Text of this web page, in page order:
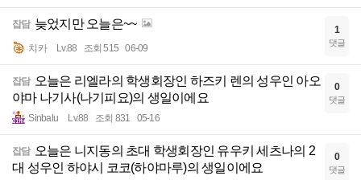
잡담 늦었지만 오늘은~~
치카 Lv.88 조회 515 06-09
1
댓글
잡담 오늘은 리엘라의 학생회장인 하즈키 렌의 성우인 아오
야마 나기사(나기피요)의 생일이에요
Sinbalu Lv.88 조회 831 05-16
0
댓글
잡담 오늘은 니지동의 초대 학생회장인 유우키 세츠나의 2
대 성우인 하야시 코코(하야마루)의 생일이에요
0
댓글